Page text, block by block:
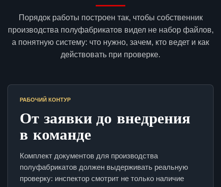
Порядок работы построен так, чтобы собственник
производства полуфабрикатов видел не набор файлов,
а понятную систему: что нужно, зачем, кто ведет и как
действовать при проверке.
РАБОЧИЙ КОНТУР
От заявки до внедрения
в команде
Комплект документов для производства
полуфабрикатов должен выдерживать реальную
проверку: инспектор смотрит не только наличие